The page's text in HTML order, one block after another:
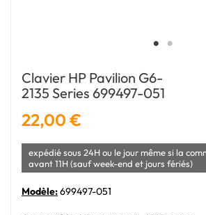
Clavier HP Pavilion G6-
2135 Series 699497-051
22,00 €
expédié sous 24H ou le jour même si la
avant 11H (sauf week-end et jours fériés)
Modèle:699497-051